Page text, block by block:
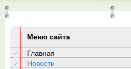
Меню сайта
Главная
Новости